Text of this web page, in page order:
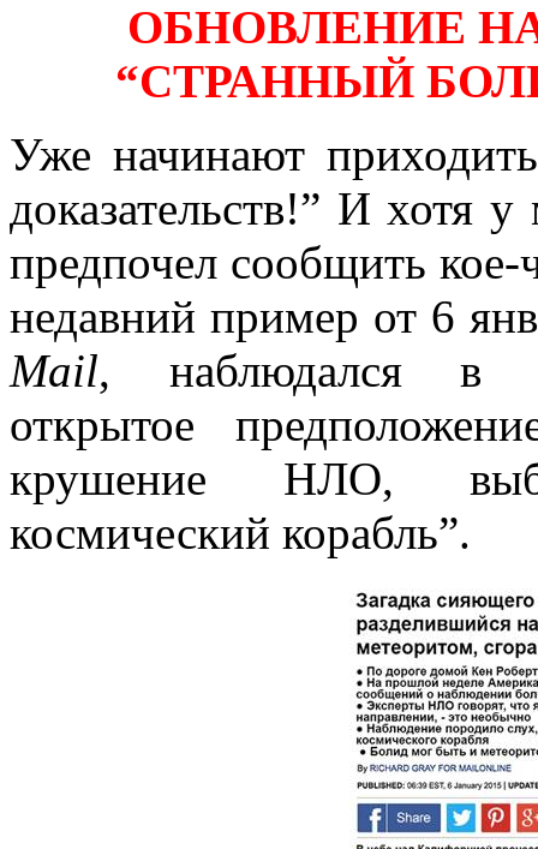
ОБНОВЛЕНИЕ
“СТРАННЫЙ
Уже начинают
доказательств!” И хотя
предпочел сообщить
недавний пример от 6
Mail, наблюдался в
открытое
крушение НЛО,
космический корабль”.